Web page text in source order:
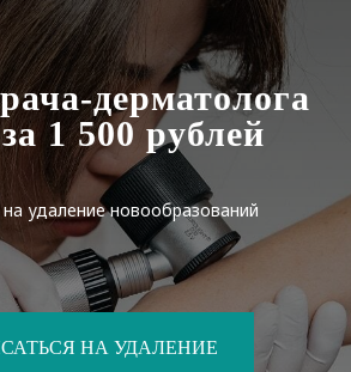
дерматолога
1 500 рублей
удаление новообразований
НА УДАЛЕНИЕ